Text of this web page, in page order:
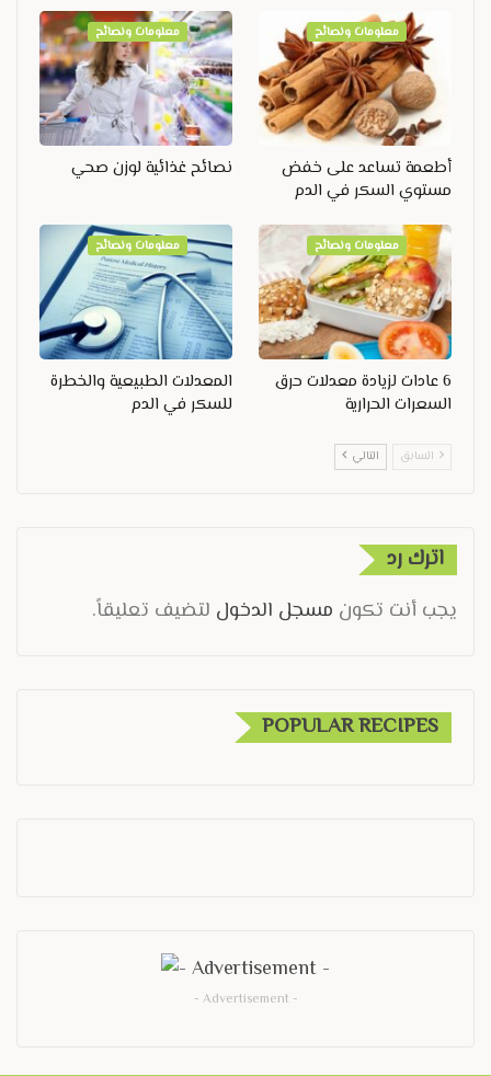
معلومات ونصائح
أطعمة تساعد على خفض
مستوي السكر في الدم
معلومات ونصائح
نصائح غذائية لوزن صحي
معلومات ونصائح
6 عادات لزيادة معدلات حرق
السعرات الحرارية
معلومات ونصائح
المعدلات الطبيعية والخطرة
للسكر في الدم
السابق التالي
اترك رد
يجب أنت تكون مسجل الدخول لتضيف تعليقاً.
POPULAR RECIPES
- Advertisement -